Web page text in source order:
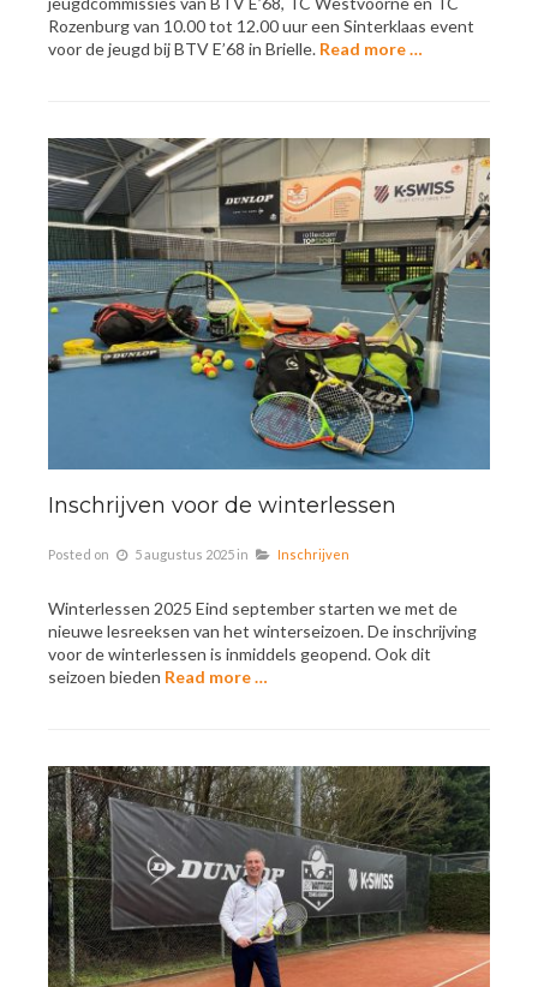
Rozenburg van 10.00 tot 12.00 uur een Sinterklaas event
voor de jeugd bij BTV E’68 in Brielle. Read more …
Inschrijven voor de winterlessen
Posted on 5 augustus 2025 in Inschrijven
Winterlessen 2025 Eind september starten we met de
nieuwe lesreeksen van het winterseizoen. De inschrijving
voor de winterlessen is inmiddels geopend. Ook dit
seizoen bieden Read more …